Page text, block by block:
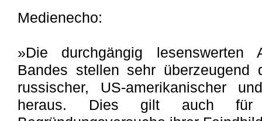
Medienecho:
»Die durchgängig lesenswerten
Bandes stellen sehr überzeugend
russischer, US-amerikanischer
heraus. Dies gilt auch für